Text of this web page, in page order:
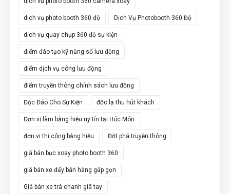
dịch vụ photo booth 360 độ Dịch Vụ Photobooth 360 Độ
dịch vụ quay chụp 360 độ sự kiện
điểm đào tạo kỹ năng số lưu động
điểm dịch vụ công lưu động
điểm truyền thông chính sách lưu động
Độc Đáo Cho Sự Kiện độc lạ thu hút khách
Đơn vị làm bảng hiệu uy tín tại Hóc Môn
đơn vị thi công bảng hiệu Đột phá truyền thông
giá bán bục xoay photo booth 360
giá bán xe đẩy bán hàng gấp gọn
Giá bán xe trà chanh giã tay